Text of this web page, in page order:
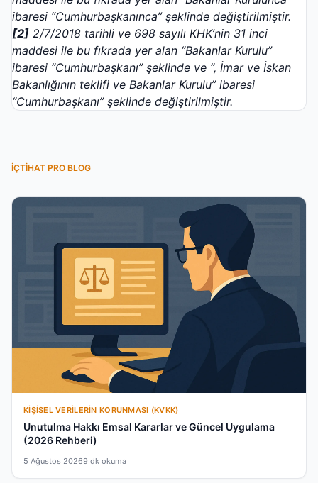
ibaresi “Cumhurbaşkanınca” şeklinde değiştirilmiştir.
[2] 2/7/2018 tarihli ve 698 sayılı KHK’nin 31 inci
maddesi ile bu fıkrada yer alan “Bakanlar Kurulu”
ibaresi “Cumhurbaşkanı” şeklinde ve “, İmar ve İskan
Bakanlığının teklifi ve Bakanlar Kurulu” ibaresi
“Cumhurbaşkanı” şeklinde değiştirilmiştir.
İÇTIHAT PRO BLOG
KIŞISEL VERILERIN KORUNMASI (KVKK)
Unutulma Hakkı Emsal Kararlar ve Güncel Uygulama
(2026 Rehberi)
5 Ağustos 20269 dk okuma